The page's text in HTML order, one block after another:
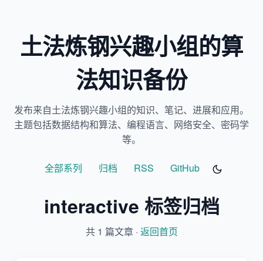
土法炼钢兴趣小组的算
法知识备份
发布来自土法炼钢兴趣小组的知识、笔记、进展和应用。
主题包括数据结构和算法、编程语言、网络安全、密码学
等。
全部系列 归档 RSS GitHub
interactive 标签归档
共 1 篇文章 · 返回首页